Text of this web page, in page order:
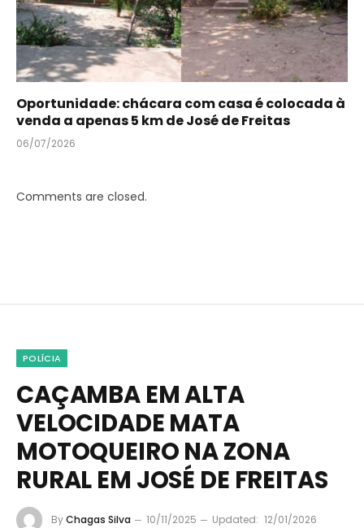
Oportunidade: chácara com casa é colocada à
venda a apenas 5 km de José de Freitas
06/07/2026
Comments are closed.
POLÍCIA
CAÇAMBA EM ALTA
VELOCIDADE MATA
MOTOQUEIRO NA ZONA
RURAL EM JOSÉ DE FREITAS
ByChagas Silva 10/11/2025 Updated: 12/01/2026